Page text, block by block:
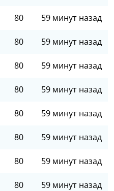
80 59 минут назад
80 59 минут назад
80 59 минут назад
80 59 минут назад
80 59 минут назад
80 59 минут назад
80 59 минут назад
80 59 минут назад